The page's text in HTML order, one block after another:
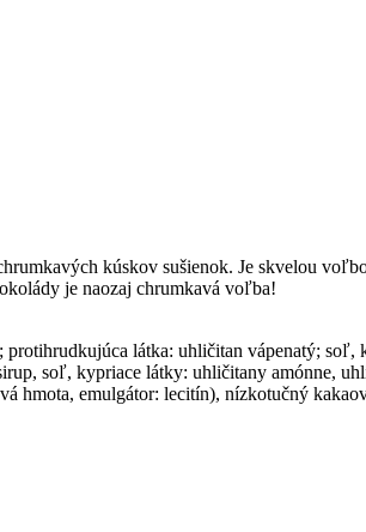
kúskov sušienok. Je skvelou
je naozaj chrumkavá voľba!
látka: uhličitan vápenatý; soľ,
soľ, kypriace látky: uhličitany amónne,
hmota, emulgátor: lecitín), nízkotučný